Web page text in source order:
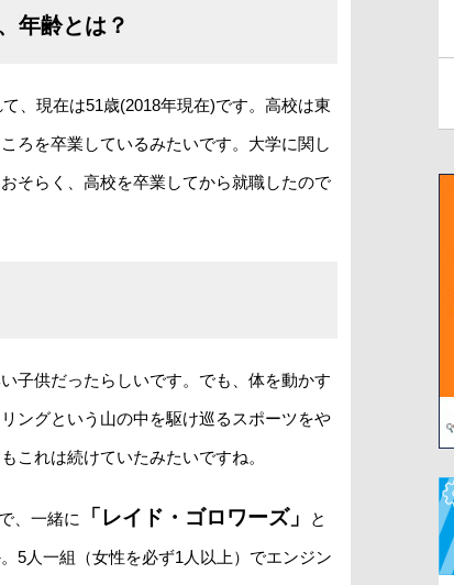
年齢とは？
、現在は51歳(2018年現在)です。高校は東
ろを卒業しているみたいです。大学に関し
そらく、高校を卒業してから就職したので
子供だったらしいです。でも、体を動かす
ングという山の中を駆け巡るスポーツをや
これは続けていたみたいですね。
、一緒に 「レイド・ゴロワーズ」 と
5人一組（女性を必ず1人以上）でエンジン